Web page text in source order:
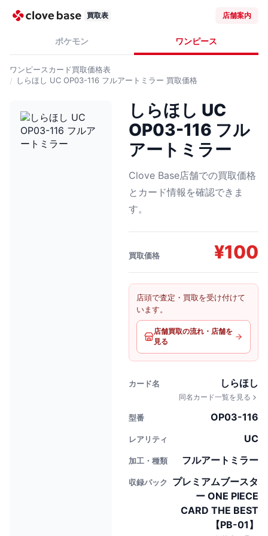
買取表 店舗案内
ポケモン ワンピース
ワンピースカード買取価格表
しらほし UC OP03-116 フルアートミラー 買取価格
しらほし UC
OP03-116 フル
アートミラー
Clove Base店舗での買取価格
とカード情報を確認できま
す。
買取価格 ¥100
店頭で査定・買取を受け付けて
います。
店舗買取の流れ・店舗を
見る
カード名 しらほし
同名カード一覧を見る
型番 OP03-116
レアリティ UC
加工・種類 フルアートミラー
収録パック
プレミアムブースタ
ー ONE PIECE
CARD THE BEST
【PB-01】